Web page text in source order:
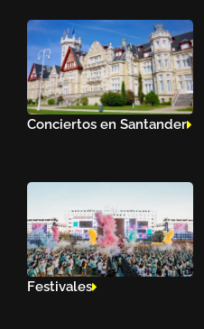
Conciertos en Santander
Festivales